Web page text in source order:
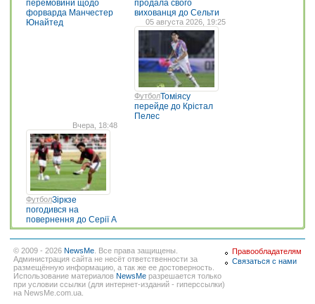
перемовини щодо
форварда Манчестер
Юнайтед
продала свого
вихованця до Сельти
05 августа 2026, 19:25
ФутболТоміясу
перейде до Крістал
Пелес
Вчера, 18:48
ФутболЗіркзе
погодився на
повернення до Серії А
© 2009 - 2026 NewsMe . Все права защищены.
Администрация сайта не несёт ответственности за
размещённую информацию, а так же ее достоверность.
Использование материалов NewsMe разрешается только
при условии ссылки (для интернет-изданий - гиперссылки)
на NewsMe.com.ua.
Правообладателям
Связаться с нами